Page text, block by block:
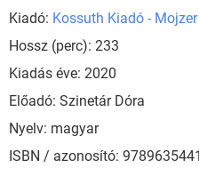
Kiadó: Kossuth Kiadó -
Hossz (perc): 233
Kiadás éve: 2020
Előadó: Szinetár Dóra
Nyelv: magyar
ISBN / azonosító: